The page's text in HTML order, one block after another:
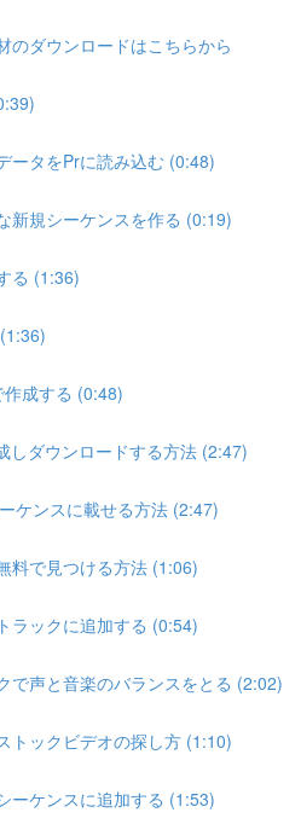
のダウンロードはこちらから
ータをPrに読み込む (0:48)
新規シーケンスを作る (0:19)
る (1:36)
成する (0:48)
しダウンロードする方法 (2:47)
ケンスに載せる方法 (2:47)
料で見つける方法 (1:06)
ラックに追加する (0:54)
で声と音楽のバランスをとる (2:02)
トックビデオの探し方 (1:10)
ーケンスに追加する (1:53)